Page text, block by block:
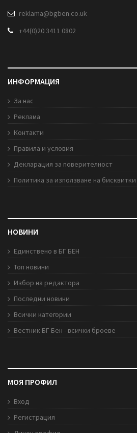
reklama@bgben.co.uk
+44(0)20 3411 0802
ИНФОРМАЦИЯ
За нас
Реклама
Контакти
Правила и условия
Декларация за поверителност
Политика за използване на бисквитки
НОВИНИ
Единствено в БГ БЕН
Топ новини
Избор на редактора
Последни новини
Всички категории
Вестник БГ Бен - всички броеве
МОЯ ПРОФИЛ
Вход
Регистрация